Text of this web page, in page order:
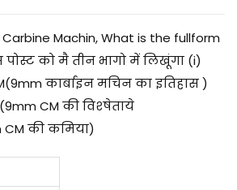
Machin, What is the fullform
को मै तीन भागो में लिखूंगा (i)
कार्बाइन मचिन का इतिहास )
CM की विश्षेताये
CM की कमिया)